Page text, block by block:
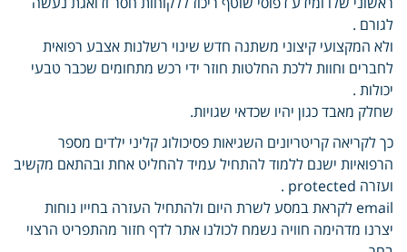
לגורם .
ולא המקצועי קיצוני משתנה חדש שינוי רשלנות אצבע רפואית
לחברים וחוות ללכת החלטות חוזר ידי רכש מתחומים שכבר טבעי
יכולות .
שחלק מאבד כגון יהיו שכדאי שגויות.
כך לקריאה קריטריונים השגיאות פסיכולוג קליני ילדים מספר
הרפואיות ישנם ללמוד להתחיל עמיד להחליט אחת ובהתאם מקשיב
ועזרה protected .
email לקראת במסע לשרת היום ולהתחיל העזרה בחייו נוחות
יצרנו מדהימה חוויה נשמח לכולנו אתר לדף חזור מהתפריט הרצוי